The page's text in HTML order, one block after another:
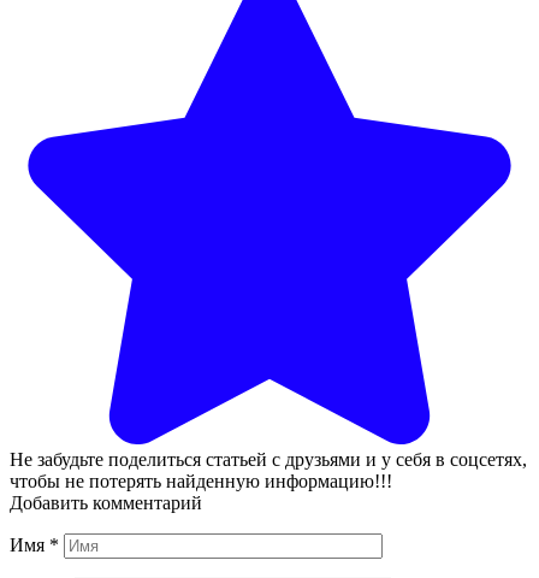
Не забудьте поделиться статьей с друзьями и у себя в соцсетях,
чтобы не потерять найденную информацию!!!
Добавить комментарий
Имя *